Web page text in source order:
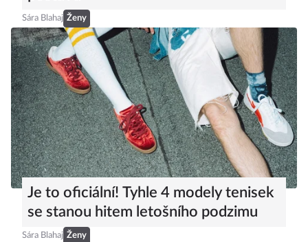
Sára Blahaj Ženy
Je to oficiální! Tyhle 4 modely tenisek
se stanou hitem letošního podzimu
Sára Blahaj Ženy